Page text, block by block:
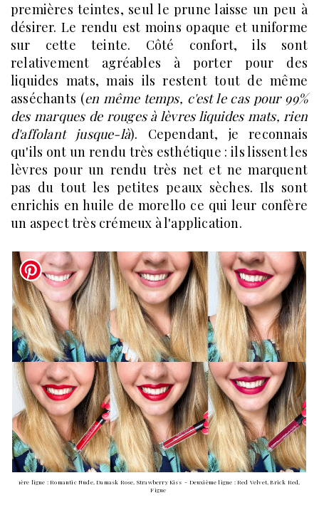
premières teintes, seul le prune laisse un peu à
désirer. Le rendu est moins opaque et uniforme
sur cette teinte. Côté confort, ils sont
relativement agréables à porter pour des
liquides mats, mais ils restent tout de même
asséchants (en même temps, c'est le cas pour 99%
des marques de rouges à lèvres liquides mats, rien
d'affolant jusque-là). Cependant, je reconnais
qu'ils ont un rendu très esthétique : ils lissent les
lèvres pour un rendu très net et ne marquent
pas du tout les petites peaux sèches. Ils sont
enrichis en huile de morello ce qui leur confère
un aspect très crémeux à l'application.
1ère ligne : Romantic Nude, Damask Rose, Strawberry Kiss - Deuxième ligne : Red Velvet, Brick Red,
Figue